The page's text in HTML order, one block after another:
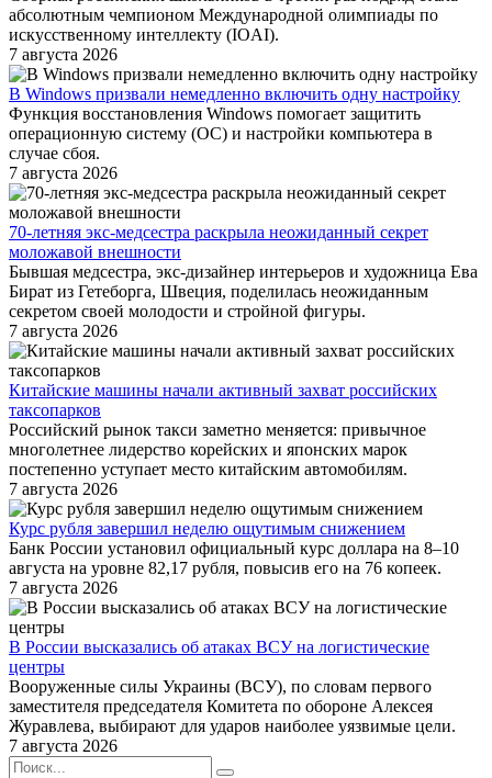
абсолютным чемпионом Международной олимпиады по
искусственному интеллекту (IOAI).
7 августа 2026
В Windows призвали немедленно включить одну настройку
Функция восстановления Windows помогает защитить
операционную систему (ОС) и настройки компьютера в
случае сбоя.
7 августа 2026
70-летняя экс-медсестра раскрыла неожиданный секрет
моложавой внешности
Бывшая медсестра, экс-дизайнер интерьеров и художница Ева
Бират из Гетеборга, Швеция, поделилась неожиданным
секретом своей молодости и стройной фигуры.
7 августа 2026
Китайские машины начали активный захват российских
таксопарков
Российский рынок такси заметно меняется: привычное
многолетнее лидерство корейских и японских марок
постепенно уступает место китайским автомобилям.
7 августа 2026
Курс рубля завершил неделю ощутимым снижением
Банк России установил официальный курс доллара на 8–10
августа на уровне 82,17 рубля, повысив его на 76 копеек.
7 августа 2026
В России высказались об атаках ВСУ на логистические
центры
Вооруженные силы Украины (ВСУ), по словам первого
заместителя председателя Комитета по обороне Алексея
Журавлева, выбирают для ударов наиболее уязвимые цели.
7 августа 2026